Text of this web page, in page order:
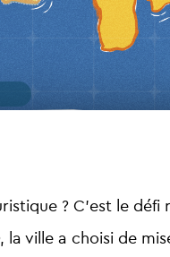
? C’est le défi
ville a choisi de